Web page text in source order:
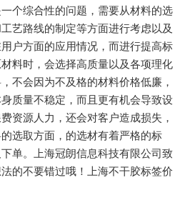
个综合性的问题，需要从材料的选
艺路线的制定等方面进行考虑以及
户方面的应用情况，而进行提高标
料时，会选择高质量以及各项理化
不会因为不及格的材料价格低廉，
质量不稳定，而且更有机会导致设
资源人力，还会对客户造成损失，
选取方面，的选材有着严格的标
单。上海冠朗信息科技有限公司致
的不要错过哦！上海不干胶标签价